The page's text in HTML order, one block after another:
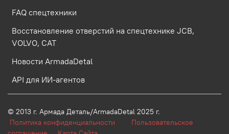
FAQ спецтехники
Восстановление отверстий на спецтехнике JCB,
VOLVO, CAT
Новости ArmadaDetal
API для ИИ-агентов
© 2013 г. Армада Деталь/ArmadaDetal 2025 г.
Политика конфиденциальности
Пользовательское